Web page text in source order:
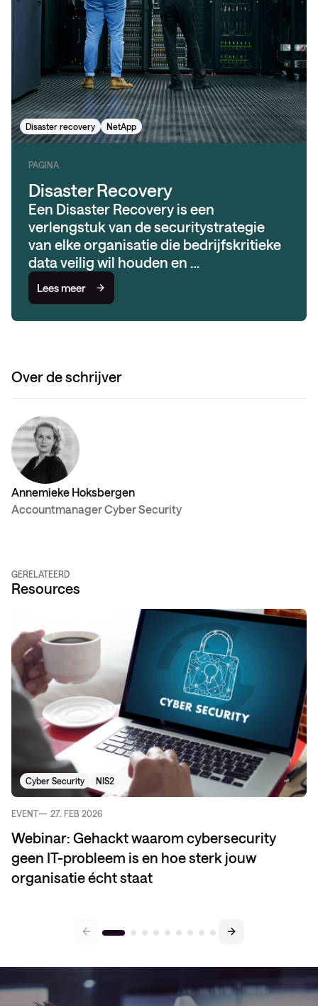
Disaster recovery NetApp
PAGINA
Disaster Recovery
Een Disaster Recovery is een
verlengstuk van de securitystrategie
van elke organisatie die bedrijfskritieke
data veilig wil houden en …
Lees meer
Over de schrijver
Annemieke Hoksbergen
Accountmanager Cyber Security
GERELATEERD
Resources
Cyber Security NIS2
EVENT 27. FEB 2026
Webinar: Gehackt waarom cybersecurity
geen IT-probleem is en hoe sterk jouw
organisatie écht staat